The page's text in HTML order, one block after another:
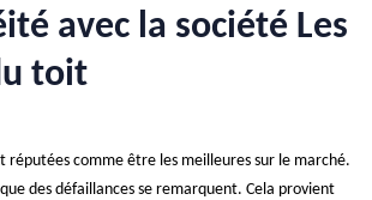
avec la société Les
toit
réputées comme être les meilleures sur le marché.
des défaillances se remarquent. Cela provient